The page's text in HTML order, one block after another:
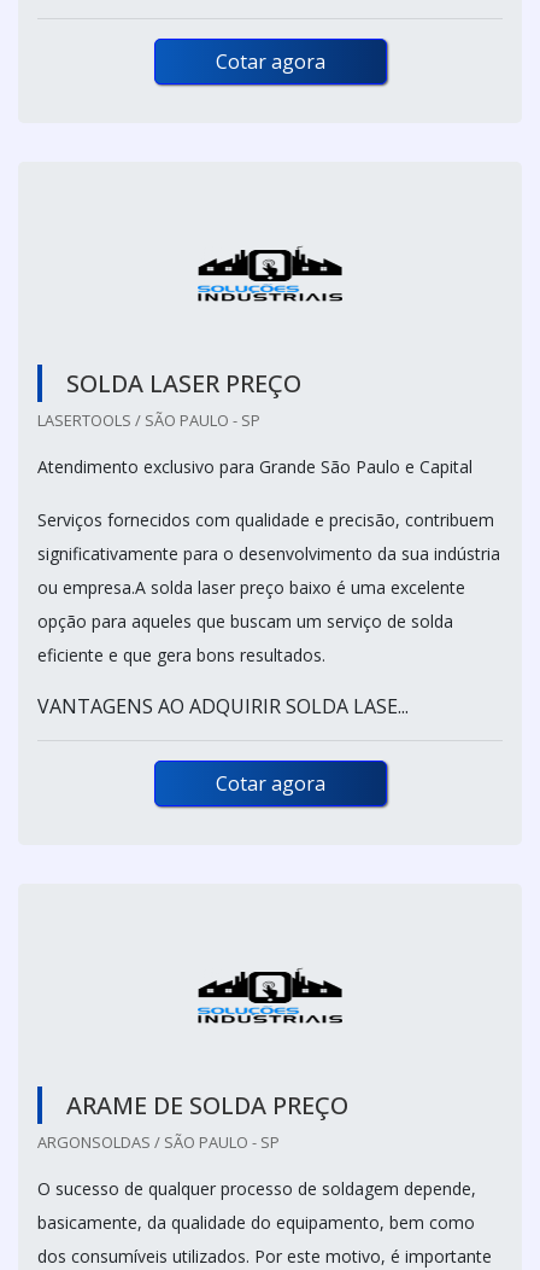
Cotar agora
SOLDA LASER PREÇO
LASERTOOLS / SÃO PAULO - SP
Atendimento exclusivo para Grande São Paulo e Capital
Serviços fornecidos com qualidade e precisão, contribuem
significativamente para o desenvolvimento da sua indústria
ou empresa.A solda laser preço baixo é uma excelente
opção para aqueles que buscam um serviço de solda
eficiente e que gera bons resultados.
VANTAGENS AO ADQUIRIR SOLDA LASE...
Cotar agora
ARAME DE SOLDA PREÇO
ARGONSOLDAS / SÃO PAULO - SP
O sucesso de qualquer processo de soldagem depende,
basicamente, da qualidade do equipamento, bem como
dos consumíveis utilizados. Por este motivo, é importante